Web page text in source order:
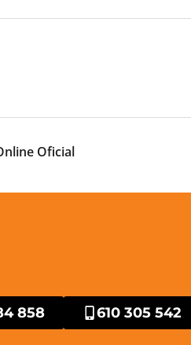
Oficial
858 610 305 542